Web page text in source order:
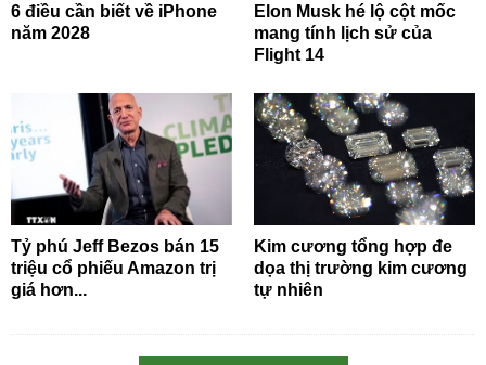
6 điều cần biết về iPhone
năm 2028
Elon Musk hé lộ cột mốc
mang tính lịch sử của
Flight 14
Tỷ phú Jeff Bezos bán 15
triệu cổ phiếu Amazon trị
giá hơn...
Kim cương tổng hợp đe
dọa thị trường kim cương
tự nhiên